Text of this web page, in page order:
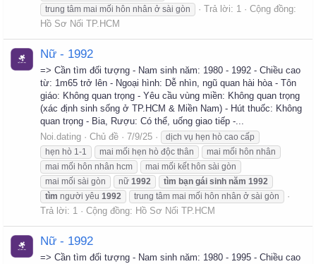
trung tâm mai mối hôn nhân ở sài gòn
Trả lời: 1
Cộng đồng:
Hồ Sơ Nối TP.HCM
Nữ - 1992
=> Cần tìm đối tượng - Nam sinh năm: 1980 - 1992 - Chiều cao
từ: 1m65 trở lên - Ngoại hình: Dễ nhìn, ngũ quan hài hòa - Tôn
giáo: Không quan trọng - Yêu cầu vùng miền: Không quan trọng
(xác định sinh sống ở TP.HCM & Miền Nam) - Hút thuốc: Không
quan trọng - Bia, Rượu: Có thể, uống giao tiếp -...
Noi.dating
Chủ đề 7/9/25
dịch vụ hẹn hò cao cấp
hẹn hò 1-1
mai mối hẹn hò độc thân
mai mối hôn nhân
mai mối hôn nhân hcm
mai mối kết hôn sài gòn
mai mối sài gòn
nữ 1992 tìm bạn gái sinh năm 1992
tìm người yêu 1992 trung tâm mai mối hôn nhân ở sài gòn
Trả lời: 1 Cộng đồng: Hồ Sơ Nối TP.HCM
Nữ - 1992
=> Cần tìm đối tượng - Nam sinh năm: 1980 - 1995 - Chiều cao